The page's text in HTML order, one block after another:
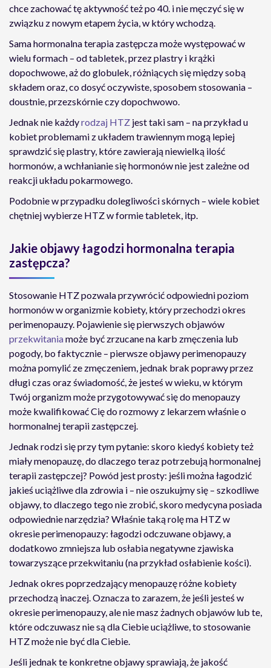
chce zachować tę aktywność też po 40. i nie męczyć się w
związku z nowym etapem życia, w który wchodzą.
Sama hormonalna terapia zastępcza może występować w
wielu formach – od tabletek, przez plastry i krążki
dopochwowe, aż do globulek, różniących się między sobą
składem oraz, co dosyć oczywiste, sposobem stosowania –
doustnie, przezskórnie czy dopochwowo.
Jednak nie każdyrodzaj HTZ jest taki sam – na przykład u
kobiet problemami z układem trawiennym mogą lepiej
sprawdzić się plastry, które zawierają niewielką ilość
hormonów, a wchłanianie się hormonów nie jest zależne od
reakcji układu pokarmowego.
Podobnie w przypadku dolegliwości skórnych – wiele kobiet
chętniej wybierze HTZ w formie tabletek, itp.
Jakie objawy łagodzi hormonalna terapia
zastępcza?
Stosowanie HTZ pozwala przywrócić odpowiedni poziom
hormonów w organizmie kobiety, który przechodzi okres
perimenopauzy. Pojawienie się pierwszych objawów
przekwitaniamoże być zrzucane na karb zmęczenia lub
pogody, bo faktycznie – pierwsze objawy perimenopauzy
można pomylić ze zmęczeniem, jednak brak poprawy przez
długi czas oraz świadomość, że jesteś w wieku, w którym
Twój organizm może przygotowywać się do menopauzy
może kwalifikować Cię do rozmowy z lekarzem właśnie o
hormonalnej terapii zastępczej.
Jednak rodzi się przy tym pytanie: skoro kiedyś kobiety też
miały menopauzę, do dlaczego teraz potrzebują hormonalnej
terapii zastępczej? Powód jest prosty: jeśli można łagodzić
jakieś uciążliwe dla zdrowia i – nie oszukujmy się – szkodliwe
objawy, to dlaczego tego nie zrobić, skoro medycyna posiada
odpowiednie narzędzia? Właśnie taką rolę ma HTZ w
okresie perimenopauzy: łagodzi odczuwane objawy, a
dodatkowo zmniejsza lub osłabia negatywne zjawiska
towarzyszące przekwitaniu (na przykład osłabienie kości).
Jednak okres poprzedzający menopauzę różne kobiety
przechodzą inaczej. Oznacza to zarazem, że jeśli jesteś w
okresie perimenopauzy, ale nie masz żadnych objawów lub te,
które odczuwasz nie są dla Ciebie uciążliwe, to stosowanie
HTZ może nie być dla Ciebie.
Jeśli jednak te konkretne objawy sprawiają, że jakość